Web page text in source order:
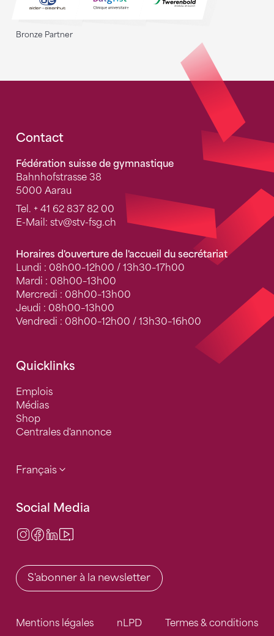
Bronze Partner
Fusszeile
Contact
Fédération suisse de gymnastique
Bahnhofstrasse 38
5000 Aarau
Tel. + 41 62 837 82 00
E-Mail: stv@stv-fsg.ch
Horaires d'ouverture de l'accueil du secrétariat
Lundi : 08h00–12h00 / 13h30–17h00
Mardi : 08h00–13h00
Mercredi : 08h00–13h00
Jeudi : 08h00–13h00
Vendredi : 08h00–12h00 / 13h30–16h00
Quicklinks
Emplois
Médias
Shop
Centrales d'annonce
Français
Social Media
Instagram
Facebook
LinkedIn
S'abonner à la newsletter
Mentions légales nLPD Termes & conditions